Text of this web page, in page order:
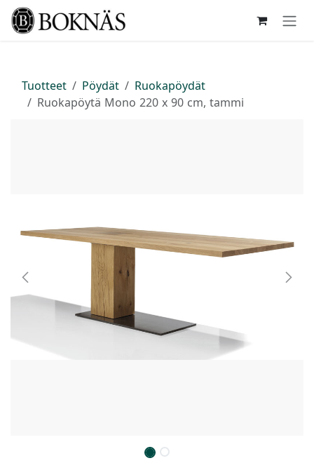
Siirry sisältöön
Tuotteet Pöydät
Ruokapöydät
Ruokapöytä Mono 220 x 90 cm, tammi